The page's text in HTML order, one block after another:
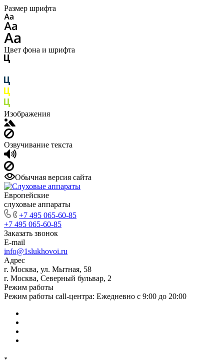
Размер шрифта
Цвет фона и шрифта
Изображения
Озвучивание текста
Обычная версия сайта
Европейские
слуховые аппараты
+7 495 065-60-85
+7 495 065-60-85
Заказать звонок
E-mail
info@1slukhovoi.ru
Адрес
г. Москва, ул. Мытная, 58
г. Москва, Северный бульвар, 2
Режим работы
Режим работы call-центра: Ежедневно с 9:00 до 20:00